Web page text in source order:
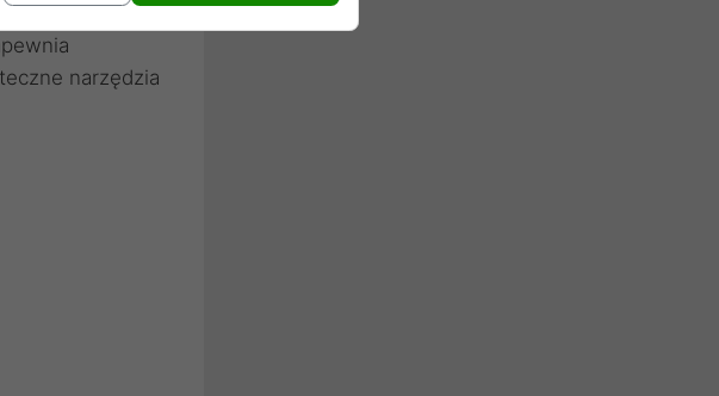
migawki,
narzędzia